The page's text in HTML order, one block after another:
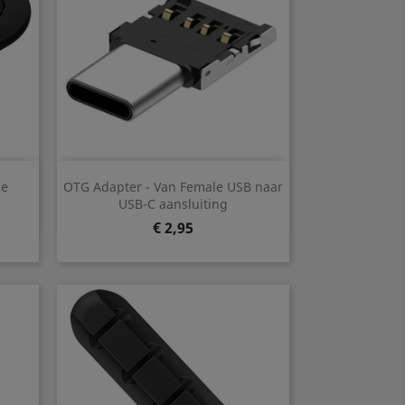
OTG Adapter - Van Female USB naar
USB-C aansluiting
Prijs
€ 2,95
 Snel bekijken